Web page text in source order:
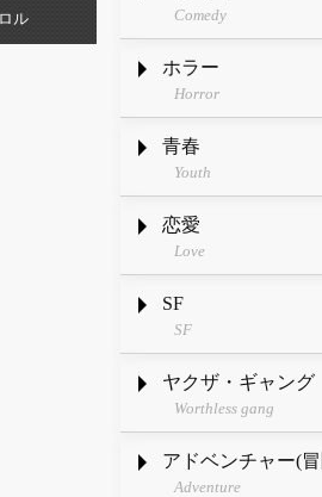
ル Comedy
ホラー
Horror
青春
Youth
恋愛
Love
SF
SF
ヤクザ・ギャング
Worthless gang
アドベンチャー(
Adventure